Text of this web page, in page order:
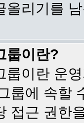
올리기를
룹이란?
룹이란 운
룹에 속할
접근 권한